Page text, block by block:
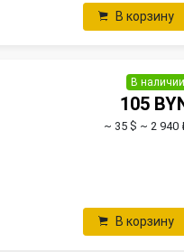
В корзину
В наличии
105
~ 35 $ ~ 2 940
В корзину